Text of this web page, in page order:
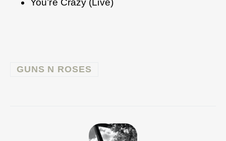
You’re Crazy (Live)
GUNS N ROSES